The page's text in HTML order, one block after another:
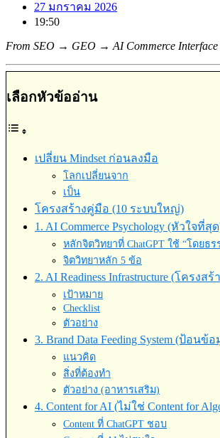
27 มกราคม 2026
19:50
From SEO → GEO → AI Commerce Interface
เลือกหัวข้ออ่าน
เปลี่ยน Mindset ก่อนลงมือ
โลกเปลี่ยนจาก
เป็น
โครงสร้างคู่มือ (10 ระบบใหญ่)
1. AI Commerce Psychology (หัวใจที่สุ
หลักจิตวิทยาที่ ChatGPT ใช้ “โดยธ
จิตวิทยาหลัก 5 ข้อ
2. AI Readiness Infrastructure (โครงส
เป้าหมาย
Checklist
ตัวอย่าง
3. Brand Data Feeding System (ป้อนข้
แนวคิด
สิ่งที่ต้องทำ
ตัวอย่าง (อาหารเสริม)
4. Content for AI (ไม่ใช่ Content for
Content ที่ ChatGPT ชอบ